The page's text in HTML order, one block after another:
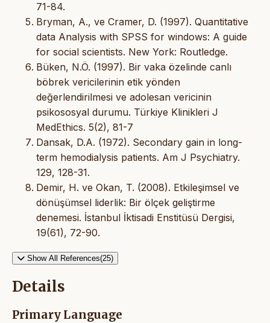
71-84.
Bryman, A., ve Cramer, D. (1997). Quantitative
data Analysis with SPSS for windows: A guide
for social scientists. New York: Routledge.
Büken, N.Ö. (1997). Bir vaka özelinde canlı
böbrek vericilerinin etik yönden
değerlendirilmesi ve adolesan vericinin
psikososyal durumu. Türkiye Klinikleri J
MedEthics. 5(2), 81-7
Dansak, D.A. (1972). Secondary gain in long-
term hemodialysis patients. Am J Psychiatry.
129, 128-31.
Demir, H. ve Okan, T. (2008). Etkileşimsel ve
dönüşümsel liderlik: Bir ölçek geliştirme
denemesi. İstanbul İktisadi Enstitüsü Dergisi,
19(61), 72-90.
Show All References(25)
Details
Primary Language